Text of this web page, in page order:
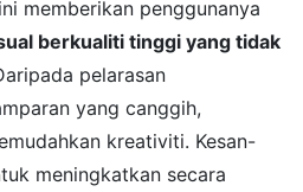
memberikan penggunanya
berkualiti tinggi yang tidak
pelarasan
yang canggih,
kreativiti. Kesan-
meningkatkan secara